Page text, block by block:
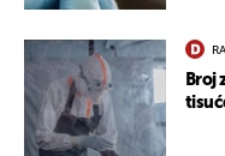
Broj